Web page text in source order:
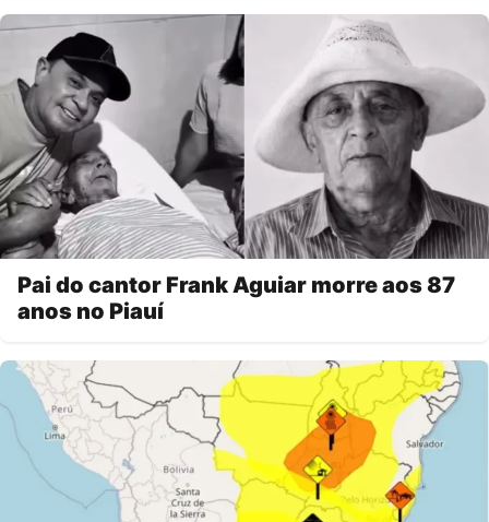
Pai do cantor Frank Aguiar morre aos 87
anos no Piauí